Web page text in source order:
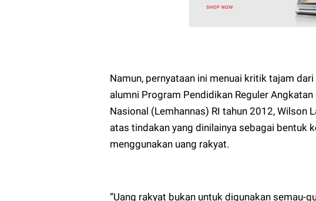
Namun, pernyataan ini menuai kritik tajam
alumni Program Pendidikan Reguler
Nasional (Lemhannas) RI tahun 2012, Wilson
atas tindakan yang dinilainya sebagai bentuk
menggunakan uang rakyat.
“Uang rakyat bukan untuk digunakan semau-